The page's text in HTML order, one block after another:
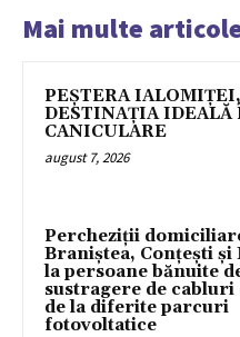
Mai multe
PEȘTERA IALOMIȚEI,
DESTINAȚIA IDEALĂ
CANICULARE
august 7, 2026
Percheziții
Braniștea, Conțești și
la persoane bănuite
sustragere de
de la diferite parcuri
fotovoltatice